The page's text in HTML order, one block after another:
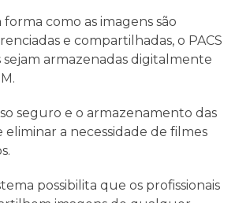
como as imagens são
e compartilhadas, o PACS
armazenadas digitalmente
seguro e o armazenamento das
eliminar a necessidade de filmes
possibilita que os profissionais